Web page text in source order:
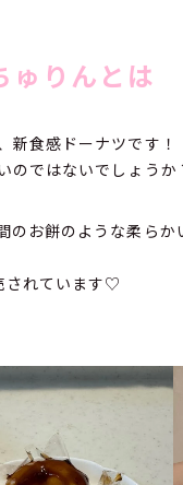
ゅりんとは
新食感ドーナツです！
のではないでしょうか
のお餅のような柔らか
されています♡